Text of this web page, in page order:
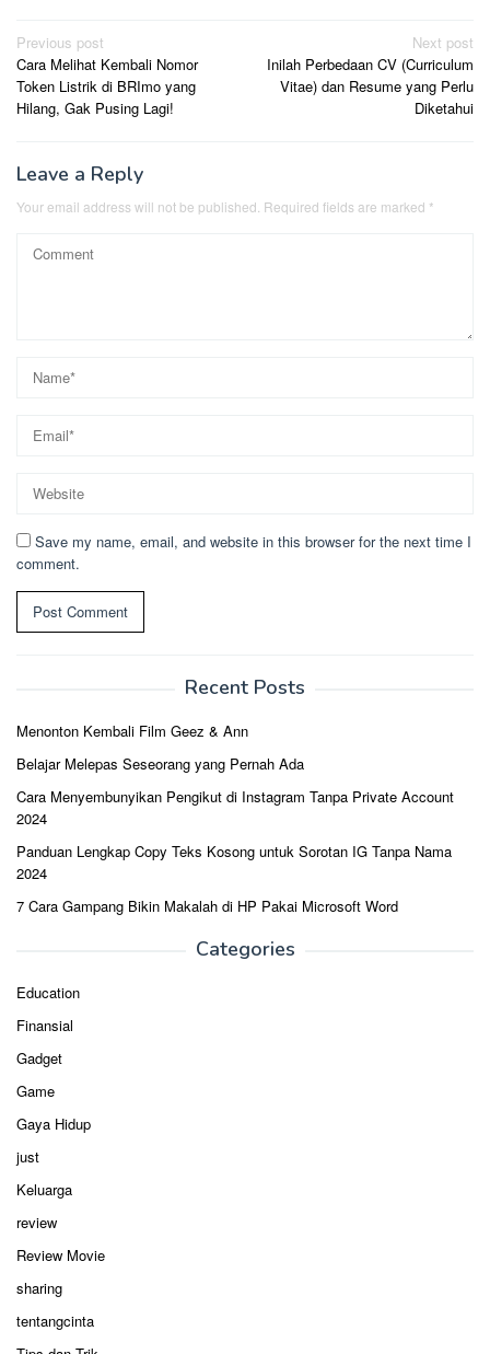
Post
navigation
Previous post
Cara Melihat Kembali Nomor
Token Listrik di BRImo yang
Hilang, Gak Pusing Lagi!
Next post
Inilah Perbedaan CV (Curriculum
Vitae) dan Resume yang Perlu
Diketahui
Leave a Reply
Your email address will not be published. Required fields are marked *
Save my name, email, and website in this browser for the next time I
comment.
Recent Posts
Menonton Kembali Film Geez & Ann
Belajar Melepas Seseorang yang Pernah Ada
Cara Menyembunyikan Pengikut di Instagram Tanpa Private Account
2024
Panduan Lengkap Copy Teks Kosong untuk Sorotan IG Tanpa Nama
2024
7 Cara Gampang Bikin Makalah di HP Pakai Microsoft Word
Categories
Education
Finansial
Gadget
Game
Gaya Hidup
just
Keluarga
review
Review Movie
sharing
tentangcinta